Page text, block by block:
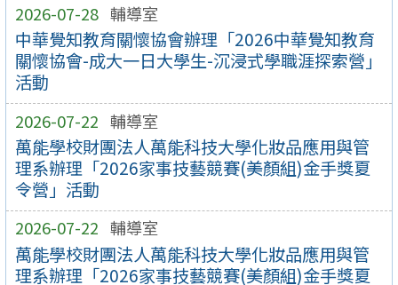
2026-07-28 輔導室
中華覺知教育關懷協會辦理「2026中華覺知教育
關懷協會-成大一日大學生-沉浸式學職涯探索營」
活動
2026-07-22 輔導室
萬能學校財團法人萬能科技大學化妝品應用與管
理系辦理「2026家事技藝競賽(美顏組)金手獎夏
令營」活動
2026-07-22 輔導室
萬能學校財團法人萬能科技大學化妝品應用與管
理系辦理「2026家事技藝競賽(美顏組)金手獎夏